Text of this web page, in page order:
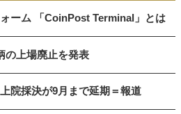
ーム 「CoinPost Terminal」とは
の上場廃止を発表
院採決が9月まで延期＝報道